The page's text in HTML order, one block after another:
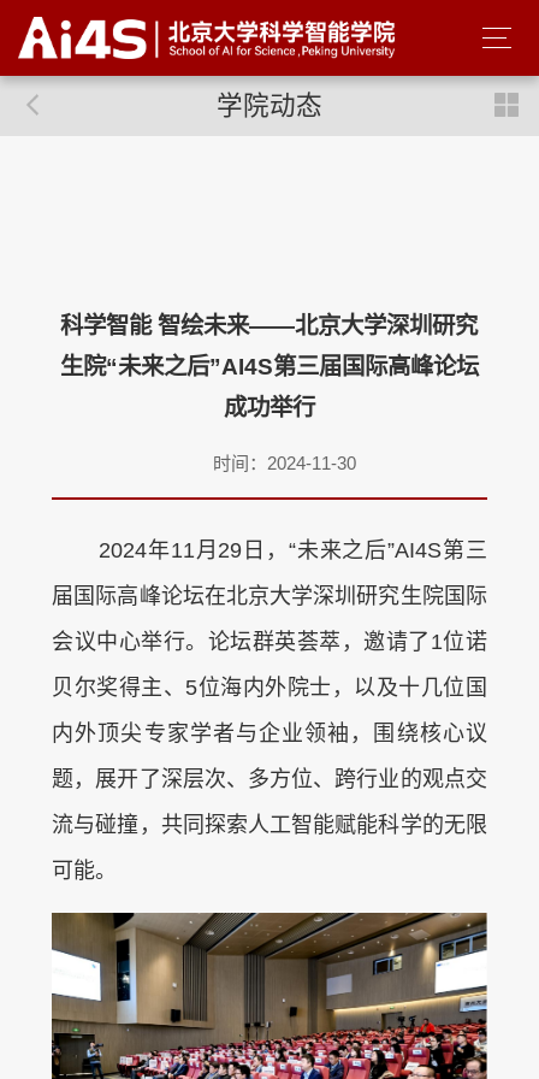
学院动态
科学智能 智绘未来——北京大学深圳研究
生院“未来之后”AI4S第三届国际高峰论坛
成功举行
时间：2024-11-30
2024年11月29日，“未来之后”AI4S第三
届国际高峰论坛在北京大学深圳研究生院国际
会议中心举行。论坛群英荟萃，邀请了1位诺
贝尔奖得主、5位海内外院士，以及十几位国
内外顶尖专家学者与企业领袖，围绕核心议
题，展开了深层次、多方位、跨行业的观点交
流与碰撞，共同探索人工智能赋能科学的无限
可能。